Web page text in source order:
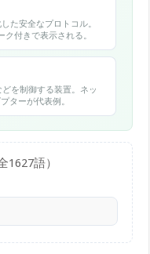
た安全なプロトコル。
付きで表示される。
を制御する装置。ネッ
ターが代表例。
語）